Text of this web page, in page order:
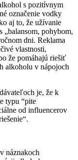
s pozitívnym
označenie vodky
aj to, že užívanie
„balansom, pohybom,
dni. Reklama
vlastnosti,
že pomáhajú riešiť
alkoholu v nápojoch
je, že k
typu “pite
od influencerov
náznakoch